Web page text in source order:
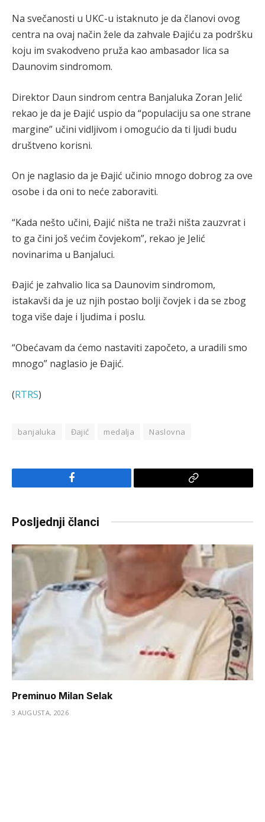
Na svečanosti u UKC-u istaknuto je da članovi ovog
centra na ovaj način žele da zahvale Đajiću za podršku
koju im svakodveno pruža kao ambasador lica sa
Daunovim sindromom.
Direktor Daun sindrom centra Banjaluka Zoran Jelić
rekao je da je Đajić uspio da “populaciju sa one strane
margine” učini vidljivom i omogućio da ti ljudi budu
društveno korisni.
On je naglasio da je Đajić učinio mnogo dobrog za ove
osobe i da oni to neće zaboraviti.
“Kada nešto učini, Đajić ništa ne traži ništa zauzvrat i
to ga čini još većim čovjekom”, rekao je Jelić
novinarima u Banjaluci.
Đajić je zahvalio lica sa Daunovim sindromom,
istakavši da je uz njih postao bolji čovjek i da se zbog
toga više daje i ljudima i poslu.
“Obećavam da ćemo nastaviti započeto, a uradili smo
mnogo” naglasio je Đajić.
(RTRS)
banjaluka Đajić medalja Naslovna
Facebook
Copy
Posljednji članci
Preminuo Milan Selak
3 AUGUSTA, 2026